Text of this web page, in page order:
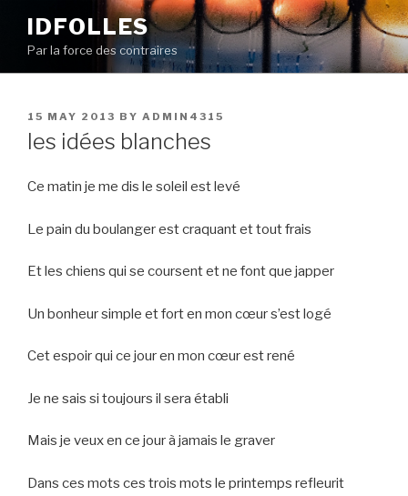
content
IDFOLLES
Par la force des contraires
POSTED
ON
15 MAY 2013 BY ADMIN4315
les idées blanches
Ce matin je me dis le soleil est levé
Le pain du boulanger est craquant et tout frais
Et les chiens qui se coursent et ne font que japper
Un bonheur simple et fort en mon cœur s’est logé
Cet espoir qui ce jour en mon cœur est rené
Je ne sais si toujours il sera établi
Mais je veux en ce jour à jamais le graver
Dans ces mots ces trois mots le printemps refleurit